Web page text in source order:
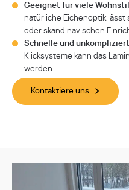
Geeignet für viele
natürliche Eichenoptik lässt
oder skandinavischen
Schnelle und
Klicksysteme kann das
werden.
Kontaktiere uns